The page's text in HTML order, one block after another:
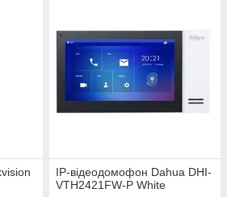
IP-відеодомофон Dahua DHI-
VTH2421FW-P White